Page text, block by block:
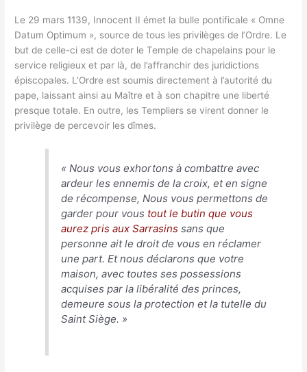
Le 29 mars 1139, Innocent II émet la bulle pontificale « Omne
Datum Optimum », source de tous les privilèges de l’Ordre. Le
but de celle-ci est de doter le Temple de chapelains pour le
service religieux et par là, de l’affranchir des juridictions
épiscopales. L’Ordre est soumis directement à l’autorité du
pape, laissant ainsi au Maître et à son chapitre une liberté
presque totale. En outre, les Templiers se virent donner le
privilège de percevoir les dîmes.
« Nous vous exhortons à combattre avec
ardeur les ennemis de la croix, et en signe
de récompense, Nous vous permettons de
garder pour vous tout le butin que vous
aurez pris aux Sarrasins sans que
personne ait le droit de vous en réclamer
une part. Et nous déclarons que votre
maison, avec toutes ses possessions
acquises par la libéralité des princes,
demeure sous la protection et la tutelle du
Saint Siège. »